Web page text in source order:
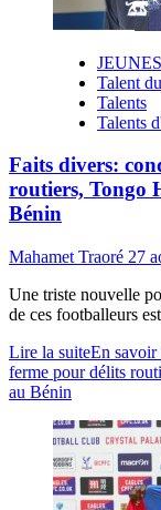
Talent
Talents
Talents
Faits divers:
routiers, Tongo
Bénin
Mahamet Traoré 27
Une triste nouvelle
de ces footballeurs
Lire la suiteEn savoir
ferme pour délits
au Bénin